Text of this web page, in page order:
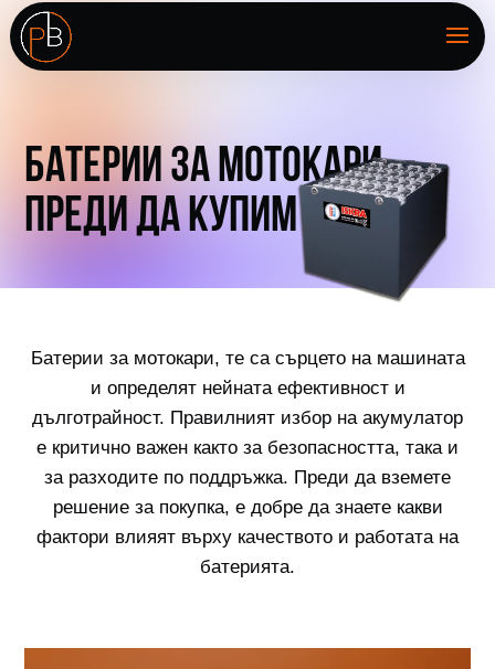
БАТЕРИИ ЗА МОТОКАРИ –
ПРЕДИ ДА КУПИМ
Батерии за мотокари, те са сърцето на машината
и определят нейната ефективност и
дълготрайност. Правилният избор на акумулатор
е критично важен както за безопасността, така и
за разходите по поддръжка. Преди да вземете
решение за покупка, е добре да знаете какви
фактори влияят върху качеството и работата на
батерията.